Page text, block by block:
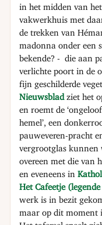
in het midden van
vakwerkhuis met
de trekken van
madonna onder een
bekende? - die aan
verlichte poort in de
fijn geschilderde
Nieuwsbladziet het
en roemt de
hemel’, een
pauweveren-pracht
vergrootglas kunnen
overeen met die van
en eveneens in
Het Cafeetje
werk is in bezit
maar op dit moment